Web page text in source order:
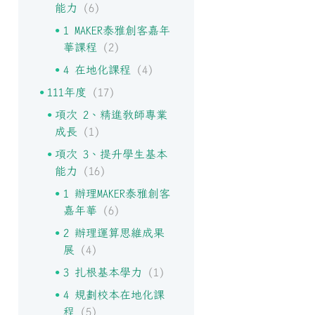
能力
(6)
1 MAKER泰雅創客嘉年
華課程 (2)
4 在地化課程 (4)
111年度 (17)
項次 2、精進教師專業
成長 (1)
項次 3、提升學生基本
能力
(16)
1 辦理MAKER泰雅創客
嘉年華 (6)
2 辦理運算思維成果
展 (4)
3 扎根基本學力 (1)
4 規劃校本在地化課
程 (5)